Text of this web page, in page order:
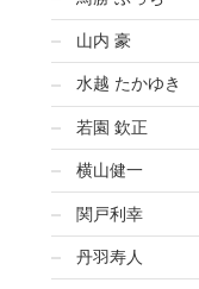
山内 豪
水越 たかゆき
若園 欽正
横山健一
関戸利幸
丹羽寿人